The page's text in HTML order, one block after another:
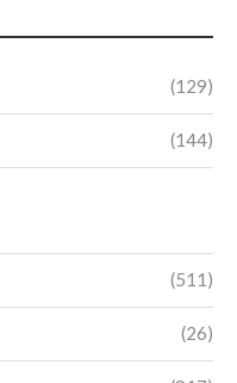
(129)
(144)
(511)
(26)